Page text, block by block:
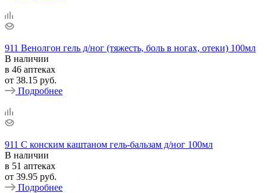
911 Венолгон гель д/ног (тяжесть, боль в ногах, отеки) 100мл
В наличии
в 46 аптеках
от 38.15 руб.
Подробнее
911 С конским каштаном гель-бальзам д/ног 100мл
В наличии
в 51 аптеках
от 39.95 руб.
Подробнее